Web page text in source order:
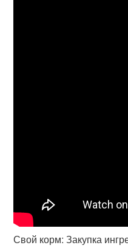
Свой корм: Закупка